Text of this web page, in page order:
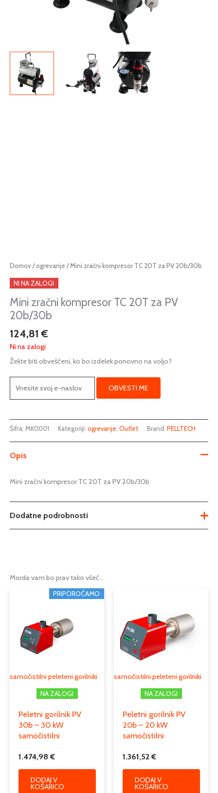
Domov/ogrevanje / Mini zračni kompresor TC 20T za PV 20b/30b
NI NA ZALOGI
Mini zračni kompresor TC 20T za PV
20b/30b
124,81€
Ni na zalogi
Želite biti obveščeni, ko bo izdelek ponovno na voljo?
OBVESTI ME
Šifra: MK0001 Kategoriji: ogrevanje Outlet Brand: PELLTECH
Opis
Mini zračni kompresor TC 20T za PV 20b/30b
Dodatne podrobnosti
Morda vam bo prav tako všeč…
PRIPOROČAMO
samočistilni peleteni gorilniki
NA ZALOGI
Peletni gorilnik PV
30b – 30 kW
samočistilni
1.474,98€
DODAJ V
KOŠARICO
samočistilni peleteni gorilniki
NA ZALOGI
Peletni gorilnik PV
20b – 20 kW
samočistilni
1.361,52€
DODAJ V
KOŠARICO